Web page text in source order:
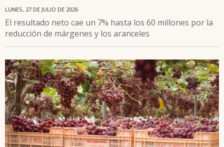
LUNES, 27 DE JULIO DE 2026
El resultado neto cae un 7% hasta los 60 millones por la
reducción de márgenes y los aranceles